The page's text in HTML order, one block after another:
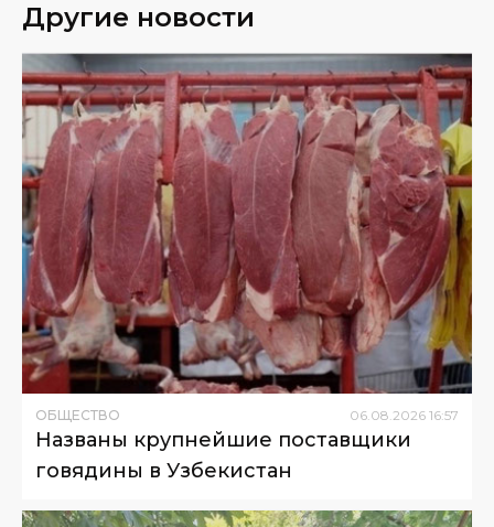
Другие новости
ОБЩЕСТВО 06.08.2026 16:57
Названы крупнейшие поставщики
говядины в Узбекистан